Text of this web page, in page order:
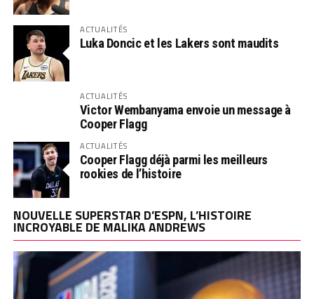
ACTUALITÉS
Luka Doncic et les Lakers sont maudits
ACTUALITÉS
Victor Wembanyama envoie un message à
Cooper Flagg
ACTUALITÉS
Cooper Flagg déjà parmi les meilleurs
rookies de l’histoire
NOUVELLE SUPERSTAR D’ESPN, L’HISTOIRE
INCROYABLE DE MALIKA ANDREWS